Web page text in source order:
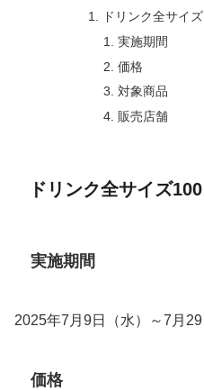
ドリンク全サイ
実施期間
価格
対象商品
販売店舗
ドリンク全サイズ
実施期間
2025年7月9日（水）～7月
価格